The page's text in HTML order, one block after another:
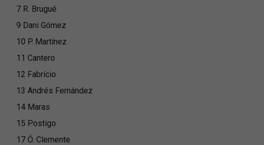
7 R. Brugué
9 Dani Gómez
10 P. Martínez
11 Cantero
12 Fabrício
13 Andrés Fernández
14 Maras
15 Postigo
17 Ó. Clemente